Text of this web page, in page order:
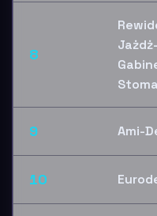
8
9 Ami-
10